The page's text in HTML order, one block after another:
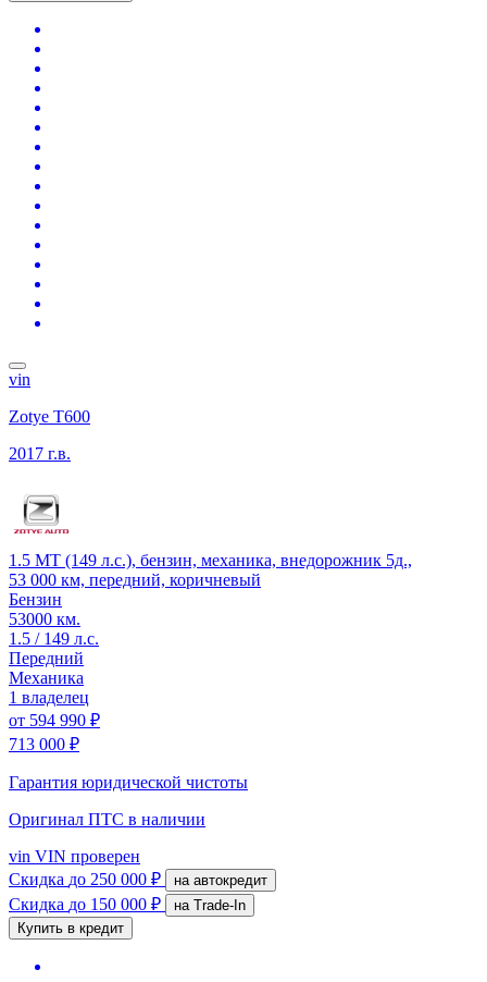
vin
Zotye T600
2017 г.в.
1.5 MT (149 л.с.), бензин, механика, внедорожник 5д.,
53 000 км, передний, коричневый
Бензин
53000 км.
1.5 / 149 л.с.
Передний
Механика
1 владелец
от 594 990 ₽
713 000 ₽
Гарантия юридической чистоты
Оригинал ПТС в наличии
vin VIN проверен
Скидка до 250 000 ₽ на автокредит
Скидка до 150 000 ₽
на Trade-In
Купить в кредит